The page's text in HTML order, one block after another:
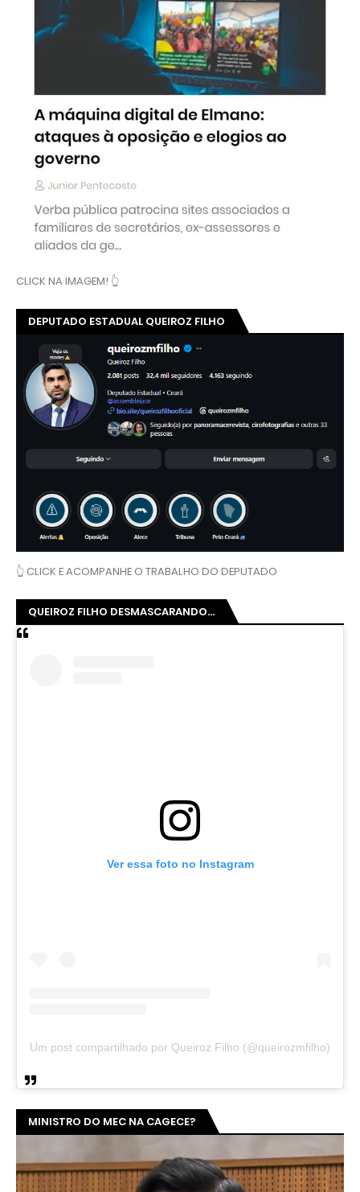
CLICK NA IMAGEM! 👆
DEPUTADO ESTADUAL QUEIROZ FILHO
👆 CLICK E ACOMPANHE O TRABALHO DO DEPUTADO
QUEIROZ FILHO DESMASCARANDO...
Ver essa foto no Instagram
Um post compartilhado por Queiroz Filho (@queirozmfilho)
MINISTRO DO MEC NA CAGECE?